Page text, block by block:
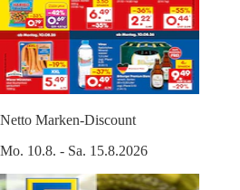
Netto Marken-Discount
Mo. 10.8. - Sa. 15.8.2026